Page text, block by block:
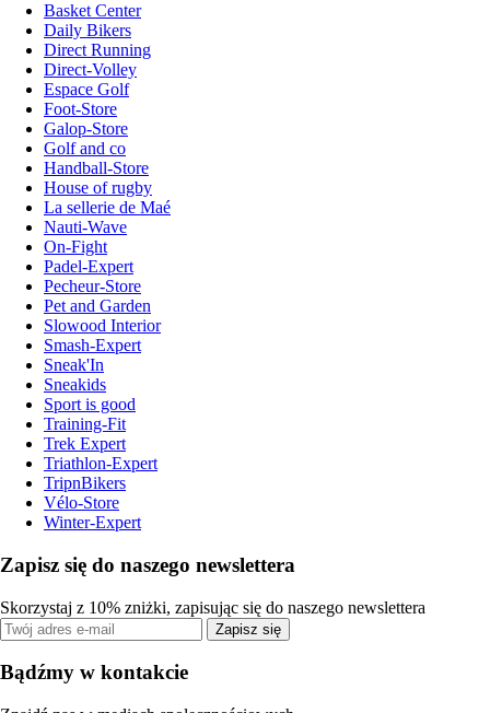
Basket Center
Daily Bikers
Direct Running
Direct-Volley
Espace Golf
Foot-Store
Galop-Store
Golf and co
Handball-Store
House of rugby
La sellerie de Maé
Nauti-Wave
On-Fight
Padel-Expert
Pecheur-Store
Pet and Garden
Slowood Interior
Smash-Expert
Sneak'In
Sneakids
Sport is good
Training-Fit
Trek Expert
Triathlon-Expert
TripnBikers
Vélo-Store
Winter-Expert
Zapisz się do naszego newslettera
Skorzystaj z 10% zniżki, zapisując się do naszego newslettera
Zapisz się
Bądźmy w kontakcie